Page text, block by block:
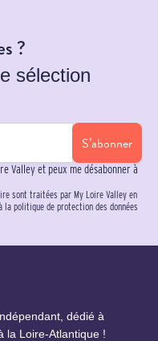
?
sélection
S’abonner
Valley et peux me désabonner à
sont traitées par My Loire Valley en
politique de protection des données
dédié à
la Loire-Atlantique !